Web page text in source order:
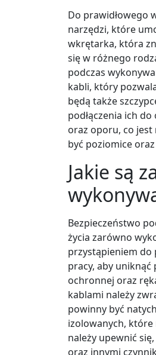
Do prawidłowego
narzędzi, które
wkrętarka, która
się w różnego
podczas
kabli, który
będą także
podłączenia ich
oraz oporu, co
być poziomice
Jakie są
Bezpieczeństwo
życia zarówno
przystąpieniem do
pracy, aby
ochronnej oraz
kablami należy
powinny być
izolowanych, które
należy upewnić
oraz innymi